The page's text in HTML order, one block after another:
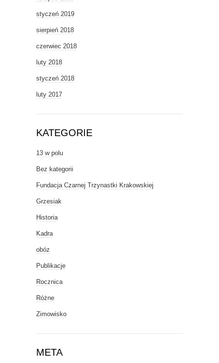
styczeń 2019
sierpień 2018
czerwiec 2018
luty 2018
styczeń 2018
luty 2017
KATEGORIE
13 w polu
Bez kategorii
Fundacja Czarnej Trzynastki Krakowskiej
Grzesiak
Historia
Kadra
obóz
Publikacje
Rocznica
Różne
Zimowisko
META